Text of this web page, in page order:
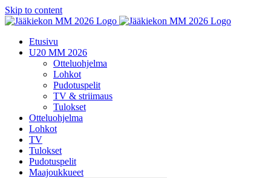
Skip to content
Etusivu
U20 MM 2026
Otteluohjelma
Lohkot
Pudotuspelit
TV & striimaus
Tulokset
Otteluohjelma
Lohkot
TV
Tulokset
Pudotuspelit
Maajoukkueet